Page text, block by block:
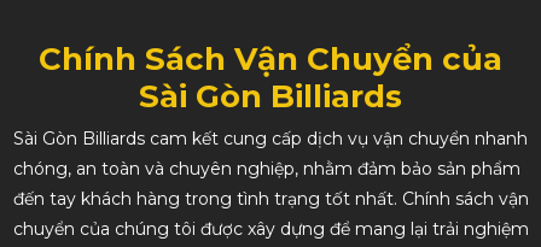
Chính Sách Vận Chuyển của
Sài Gòn Billiards
Sài Gòn Billiards cam kết cung cấp dịch vụ vận chuyển nhanh
chóng, an toàn và chuyên nghiệp, nhằm đảm bảo sản phẩm
đến tay khách hàng trong tình trạng tốt nhất. Chính sách vận
chuyển của chúng tôi được xây dựng để mang lại trải nghiệm